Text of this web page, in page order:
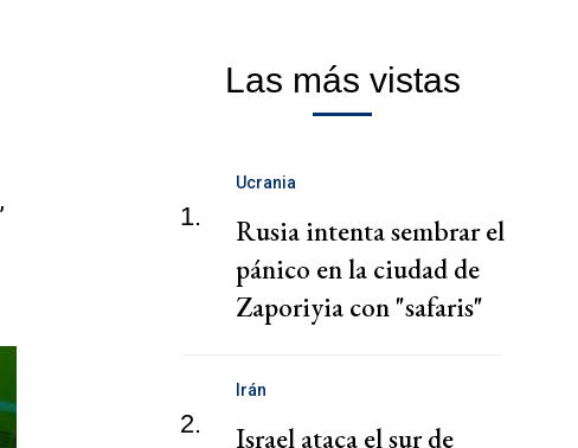
,
Las más vistas
1.
Ucrania
Rusia intenta sembrar el
pánico en la ciudad de
Zaporiyia con "safaris"
2.
Irán
Israel ataca el sur de